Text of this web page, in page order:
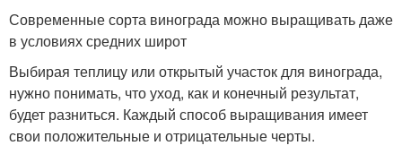
Современные сорта винограда можно выращивать даже
в условиях средних широт
Выбирая теплицу или открытый участок для винограда,
нужно понимать, что уход, как и конечный результат,
будет разниться. Каждый способ выращивания имеет
свои положительные и отрицательные черты.